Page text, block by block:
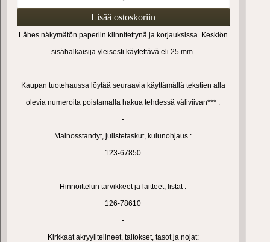
Lähes näkymätön paperiin kiinnitettynä ja korjauksissa. Keskiön
sisähalkaisija yleisesti käytettävä eli 25 mm.
-
Kaupan tuotehaussa löytää seuraavia käyttämällä tekstien alla
olevia numeroita poistamalla hakua tehdessä väliviivan*** :
-
Mainosstandyt, julistetaskut, kulunohjaus :
123-67850
-
Hinnoittelun tarvikkeet ja laitteet, listat :
126-78610
-
Kirkkaat akryylitelineet, taitokset, tasot ja nojat: